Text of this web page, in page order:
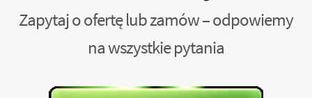
Zapytaj o ofertę lub zamów – odpowiemy
na wszystkie pytania